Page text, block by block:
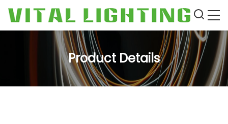
Product Details